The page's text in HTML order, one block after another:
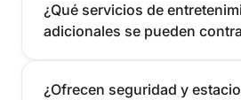
¿Qué servicios de
adicionales se pueden
¿Ofrecen seguridad y